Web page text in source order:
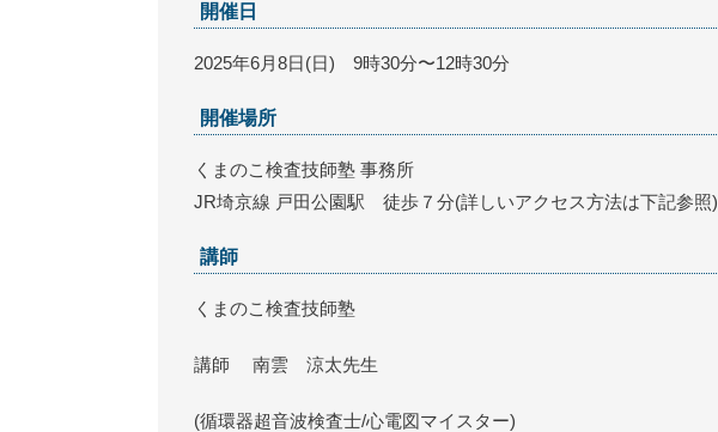
開催日
2025年6月8日(日) 9時30分〜12時30分
開催場所
くまのこ検査技師塾 事務所
JR埼京線 戸田公園駅 徒歩７分(詳しいアクセス方法は下記参照)
講師
くまのこ検査技師塾
講師 南雲 涼太先生
(循環器超音波検査士/心電図マイスター)